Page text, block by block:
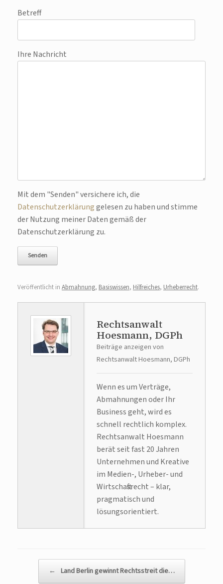
Betreff
Ihre Nachricht
Bitte lasse dieses Feld leer.
Mit dem "Senden" versichere ich, die
Datenschutzerklärunggelesen zu haben und stimme
der Nutzung meiner Daten gemäß der
Datenschutzerklärung zu.
Veröffentlicht in Abmahnung, Basiswissen, Hilfreiches, Urheberrecht.
Rechtsanwalt
Hoesmann, DGPh
Beiträge anzeigen von
Rechtsanwalt Hoesmann, DGPh
Wenn es um Verträge,
Abmahnungen oder Ihr
Business geht, wird es
schnell rechtlich komplex.
Rechtsanwalt Hoesmann
berät seit fast 20 Jahren
Unternehmen und Kreative
im Medien-, Urheber- und
Wirtschaftsrecht – klar,
pragmatisch und
lösungsorientiert.
← Land Berlin gewinnt Rechtsstreit die…